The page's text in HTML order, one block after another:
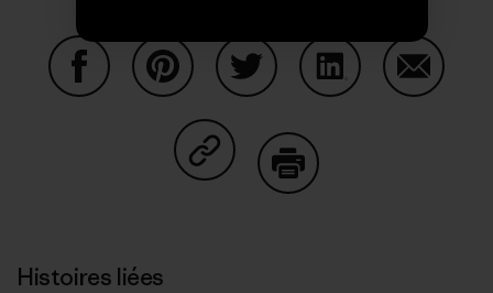
Partager sur Copy Link
Histoires liées